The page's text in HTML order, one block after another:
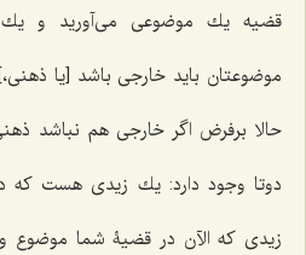
قضیه یك موضوعى مى‌آورید و یك
موضوعتان باید خارجى باشد [یا
حالا برفرض اگر خارجى هم نباشد
دوتا وجود دارد: یك زیدى هست كه
زیدى كه الآن در قضیۀ شما موضوع